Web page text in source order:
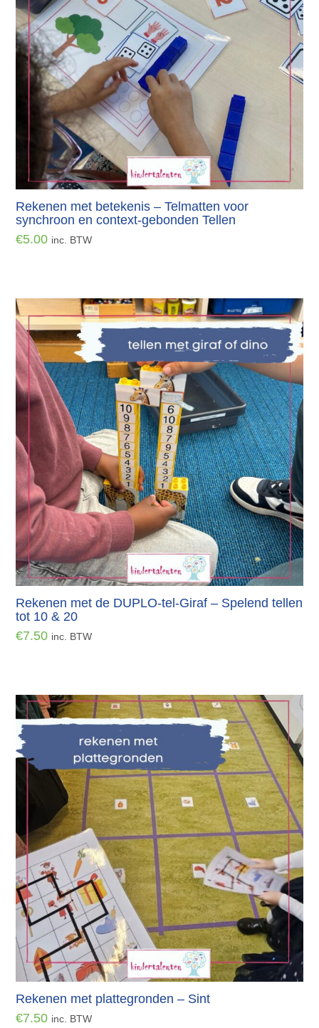
Rekenen met betekenis – Telmatten voor
synchroon en context-gebonden Tellen
€5.00 inc. BTW
Rekenen met de DUPLO-tel-Giraf – Spelend tellen
tot 10 & 20
€7.50 inc. BTW
Rekenen met plattegronden – Sint
€7.50 inc. BTW